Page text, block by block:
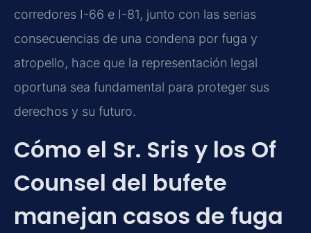
corredores I-66 e I-81, junto con las serias
consecuencias de una condena por fuga y
atropello, hace que la representación legal
oportuna sea fundamental para proteger sus
derechos y su futuro.
Cómo el Sr. Sris y los Of
Counsel del bufete
manejan casos de fuga